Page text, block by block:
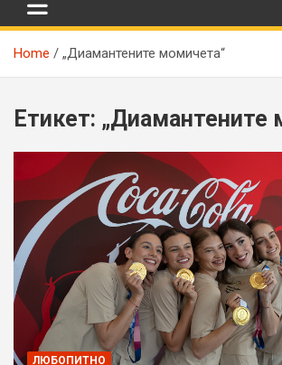
Home „Диамантените момичета“
Етикет: „Диамантените
ЛЮБОПИТНО